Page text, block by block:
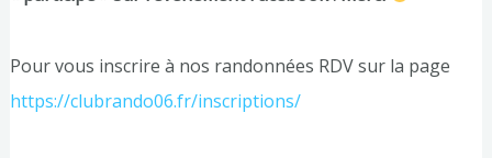
Pour vous inscrire à nos randonnées RDV sur la page
https://clubrando06.fr/inscriptions/